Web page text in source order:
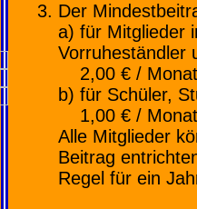
Der
a) für Mitglieder
Vorruheständler
2,00 € / Monat
b) für Schüler,
1,00 € / Monat
Alle Mitglieder
Beitrag
Regel für ein